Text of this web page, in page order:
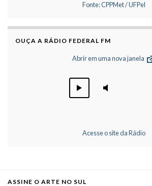
Fonte: CPPMet / UFPel
OUÇA A RÁDIO FEDERAL FM
Abrir em uma nova janela
Acesse o site da Rádio
ASSINE O ARTE NO SUL